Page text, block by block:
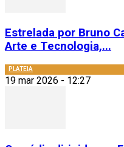
Estrelada por Bruno
Arte e Tecnologia,...
PLATEIA
19 mar 2026 - 12:27